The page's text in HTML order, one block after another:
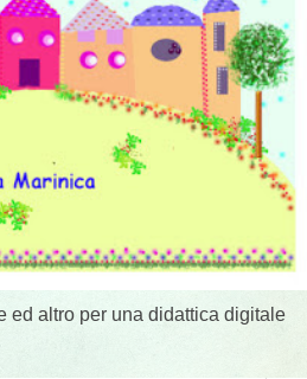
ed altro per una didattica digitale